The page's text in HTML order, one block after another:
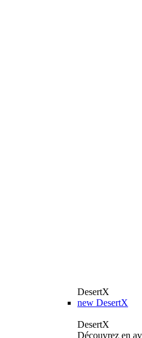
DesertX
new DesertX
DesertX
Découvrez en